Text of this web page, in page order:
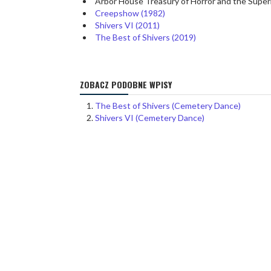
Creepshow (1982)
Shivers VI (2011)
The Best of Shivers (2019)
ZOBACZ PODOBNE WPISY
The Best of Shivers (Cemetery Dance)
Shivers VI (Cemetery Dance)